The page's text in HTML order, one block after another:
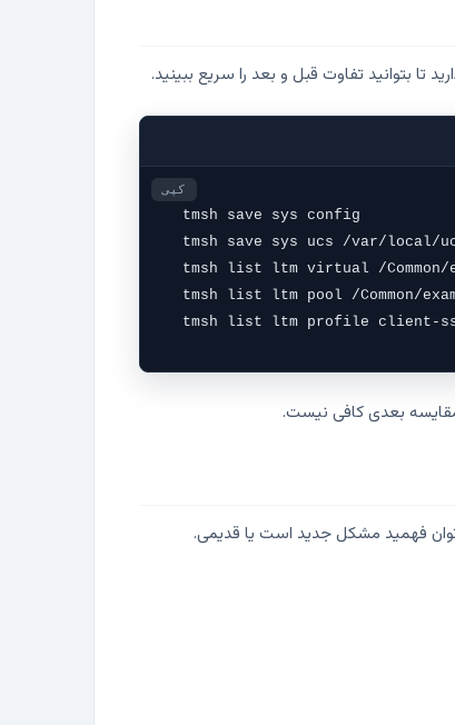
tmsh save sys config
tmsh save sys ucs /var/local/
tmsh list ltm virtual /Common/
tmsh list ltm pool /Common/
tmsh list ltm profile client-ssl
کپی